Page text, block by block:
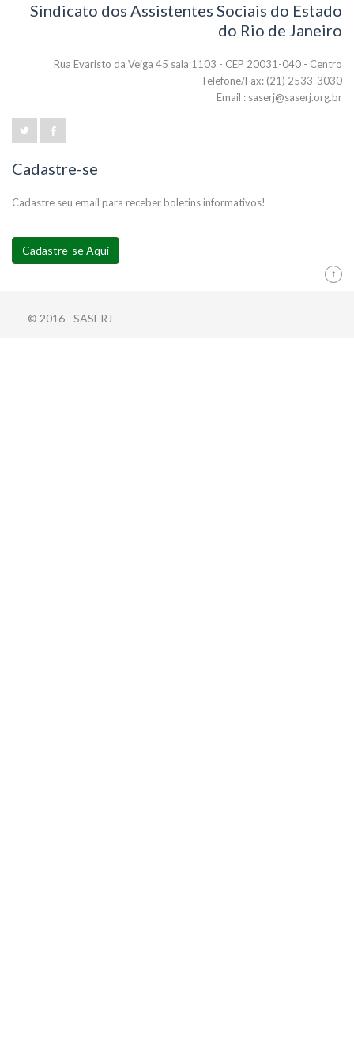
Sindicato dos Assistentes Sociais do Estado
do Rio de Janeiro
Rua Evaristo da Veiga 45 sala 1103 - CEP 20031-040 - Centro
Telefone/Fax: (21) 2533-3030
Email : saserj@saserj.org.br
Cadastre-se
Cadastre seu email para receber boletins informativos!
Cadastre-se Aqui
© 2016 - SASERJ